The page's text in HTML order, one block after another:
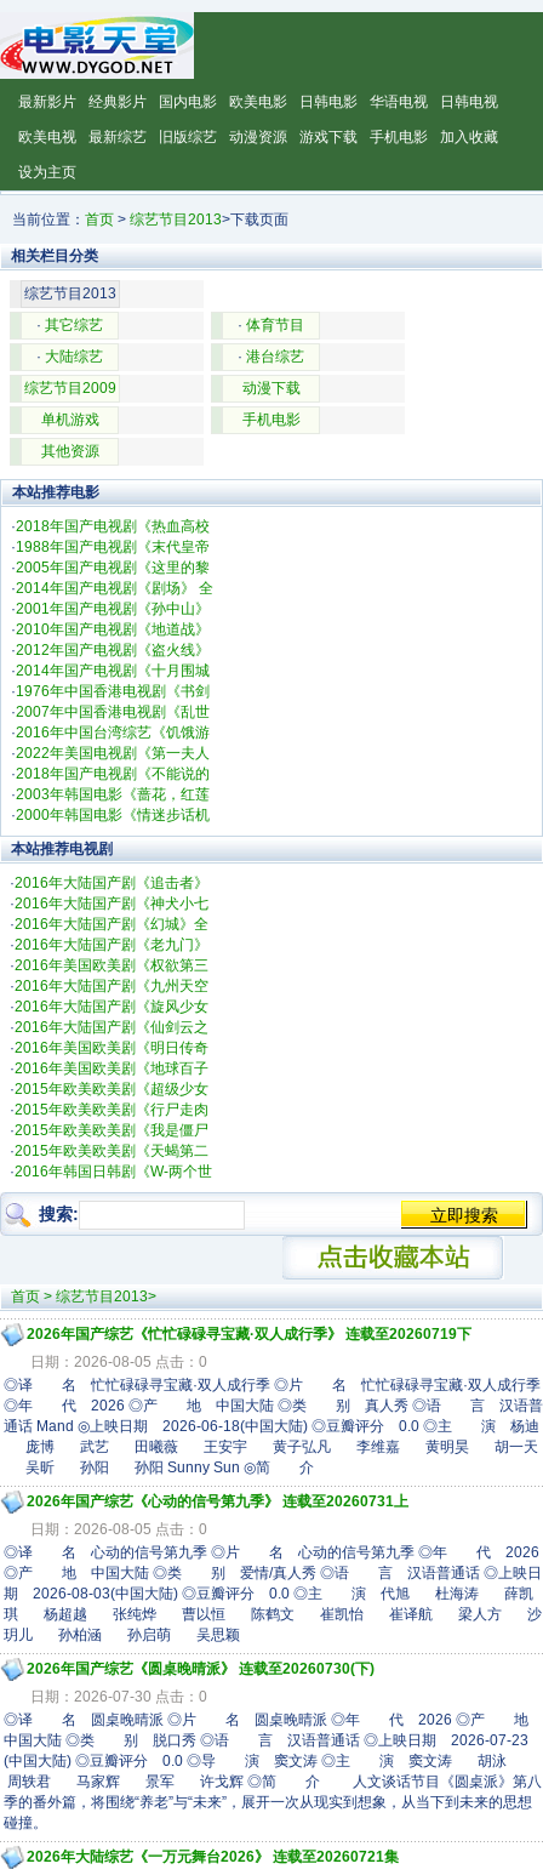
最新影片 经典影片 国内电影 欧美电影 日韩电影 华语电视 日韩电视
欧美电视 最新综艺 旧版综艺 动漫资源 游戏下载 手机电影 加入收藏
设为主页
当前位置： 首页 > 综艺节目2013>下载页面
相关栏目分类
综艺节目2013
· 其它综艺 · 体育节目
· 大陆综艺 · 港台综艺
综艺节目2009
动漫下载
单机游戏
手机电影
其他资源
本站推荐电影
·2018年国产电视剧《热血高校
·1988年国产电视剧《末代皇帝
·2005年国产电视剧《这里的黎
·2014年国产电视剧《剧场》 全
·2001年国产电视剧《孙中山》
·2010年国产电视剧《地道战》
·2012年国产电视剧《盗火线》
·2014年国产电视剧《十月围城
·1976年中国香港电视剧《书剑
·2007年中国香港电视剧《乱世
·2016年中国台湾综艺《饥饿游
·2022年美国电视剧《第一夫人
·2018年国产电视剧《不能说的
·2003年韩国电影《蔷花，红莲
·2000年韩国电影《情迷步话机
本站推荐电视剧
·2016年大陆国产剧《追击者》
·2016年大陆国产剧《神犬小七
·2016年大陆国产剧《幻城》全
·2016年大陆国产剧《老九门》
·2016年美国欧美剧《权欲第三
·2016年大陆国产剧《九州天空
·2016年大陆国产剧《旋风少女
·2016年大陆国产剧《仙剑云之
·2016年美国欧美剧《明日传奇
·2016年美国欧美剧《地球百子
·2015年欧美欧美剧《超级少女
·2015年欧美欧美剧《行尸走肉
·2015年欧美欧美剧《我是僵尸
·2015年欧美欧美剧《天蝎第二
·2016年韩国日韩剧《W-两个世
搜索:
首页>综艺节目2013>
2026年国产综艺《忙忙碌碌寻宝藏·双人成行季》 连载至20260719下
日期：2026-08-05 点击：0
◎译 名 忙忙碌碌寻宝藏·双人成行季 ◎片 名 忙忙碌碌寻宝藏·双人成行季
◎年 代 2026 ◎产 地 中国大陆 ◎类 别 真人秀 ◎语 言 汉语普
通话 Mand ◎上映日期 2026-06-18(中国大陆) ◎豆瓣评分 0.0 ◎主 演 杨迪
庞博 武艺 田曦薇 王安宇 黄子弘凡 李维嘉 黄明昊 胡一天
吴昕 孙阳 孙阳 Sunny Sun ◎简 介
2026年国产综艺《心动的信号第九季》 连载至20260731上
日期：2026-08-05 点击：0
◎译 名 心动的信号第九季 ◎片 名 心动的信号第九季 ◎年 代 2026
◎产 地 中国大陆 ◎类 别 爱情/真人秀 ◎语 言 汉语普通话 ◎上映日
期 2026-08-03(中国大陆) ◎豆瓣评分 0.0 ◎主 演 代旭 杜海涛 薛凯
琪 杨超越 张纯烨 曹以恒 陈鹤文 崔凯怡 崔译航 梁人方 沙
玥儿 孙柏涵 孙启萌 吴思颖
2026年国产综艺《圆桌晚晴派》 连载至20260730(下)
日期：2026-07-30 点击：0
◎译 名 圆桌晚晴派 ◎片 名 圆桌晚晴派 ◎年 代 2026 ◎产 地
中国大陆 ◎类 别 脱口秀 ◎语 言 汉语普通话 ◎上映日期 2026-07-23
(中国大陆) ◎豆瓣评分 0.0 ◎导 演 窦文涛 ◎主 演 窦文涛 胡泳
周轶君 马家辉 景军 许戈辉 ◎简 介 人文谈话节目《圆桌派》第八
季的番外篇，将围绕“养老”与“未来”，展开一次从现实到想象，从当下到未来的思想
碰撞。
2026年大陆综艺《一万元舞台2026》 连载至20260721集